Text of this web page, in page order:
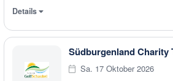
Details
Südburgenland Charity
Sa. 17 Oktober 2026